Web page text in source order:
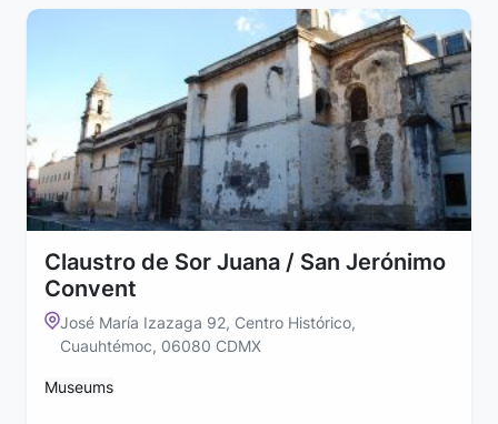
Claustro de Sor Juana / San Jerónimo
Convent
José María Izazaga 92, Centro Histórico,
Cuauhtémoc, 06080 CDMX
Museums